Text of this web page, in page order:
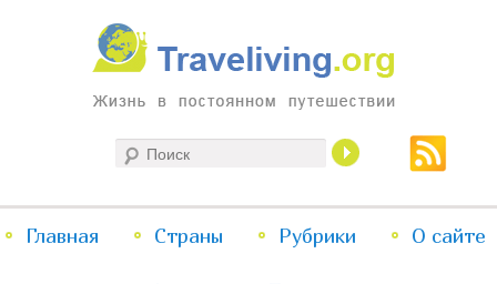
Traveliving
Жизнь в постоянном путешествии
меню
Перейти
Перейти
Главная Страны Рубрики О сайте